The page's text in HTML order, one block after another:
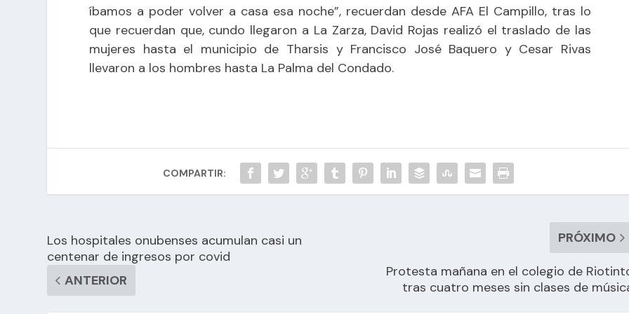
íbamos a poder volver a casa esa noche”, recuerdan desde AFA El Campillo, tras lo
que recuerdan que, cundo llegaron a La Zarza, David Rojas realizó el traslado de las
mujeres hasta el municipio de Tharsis y Francisco José Baquero y Cesar Rivas
llevaron a los hombres hasta La Palma del Condado.
COMPARTIR:
Los hospitales onubenses acumulan casi un
centenar de ingresos por covid
ANTERIOR
PRÓXIMO
Protesta mañana en el colegio de
tras cuatro meses sin clases de